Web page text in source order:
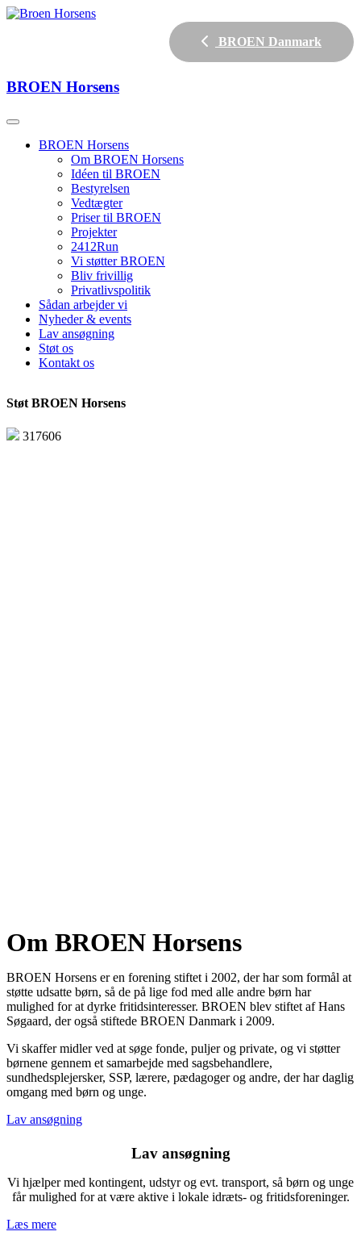
BROEN Danmark
BROEN Horsens
BROEN Horsens
Om BROEN Horsens
Idéen til BROEN
Bestyrelsen
Vedtægter
Priser til BROEN
Projekter
2412Run
Vi støtter BROEN
Bliv frivillig
Privatlivspolitik
Sådan arbejder vi
Nyheder & events
Lav ansøgning
Støt os
Kontakt os
Støt BROEN Horsens
317606
Om BROEN Horsens
BROEN Horsens er en forening stiftet i 2002, der har som formål at
støtte udsatte børn, så de på lige fod med alle andre børn har
mulighed for at dyrke fritidsinteresser. BROEN blev stiftet af Hans
Søgaard, der også stiftede BROEN Danmark i 2009.
Vi skaffer midler ved at søge fonde, puljer og private, og vi støtter
børnene gennem et samarbejde med sagsbehandlere,
sundhedsplejersker, SSP, lærere, pædagoger og andre, der har daglig
omgang med børn og unge.
Lav ansøgning
Lav ansøgning
Vi hjælper med kontingent, udstyr og evt. transport, så børn og unge
får mulighed for at være aktive i lokale idræts- og fritidsforeninger.
Læs mere